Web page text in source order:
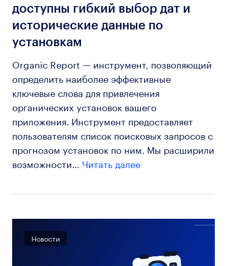
доступны гибкий выбор дат и
исторические данные по
установкам
Organic Report — инструмент, позволяющий
определить наиболее эффективные
ключевые слова для привлечения
органических установок вашего
приложения. Инструмент предоставляет
пользователям список поисковых запросов с
прогнозом установок по ним. Мы расширили
возможности… Читать далее
Новости